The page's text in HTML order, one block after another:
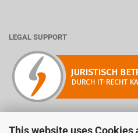
This website uses
LEGAL SUPPORT